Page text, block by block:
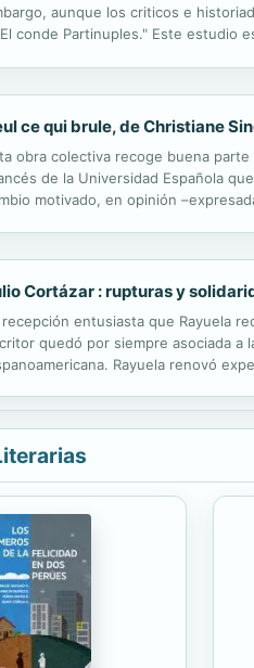
aunque los criticos e
conde Partinuples." Este estudio
ce qui brule, de Christiane
obra colectiva recoge buena
de la Universidad Española
motivado, en opinión
Cortázar : rupturas y
recepción entusiasta que Rayuela
quedó por siempre asociada a
Rayuela renovó